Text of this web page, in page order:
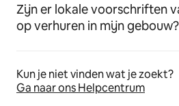
Zijn er lokale voorschriften
op verhuren in mijn gebouw?
Kun je niet vinden wat je zoekt?
Ga naar ons Helpcentrum